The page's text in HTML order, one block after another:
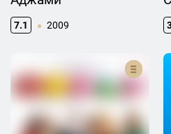
7.1 2009